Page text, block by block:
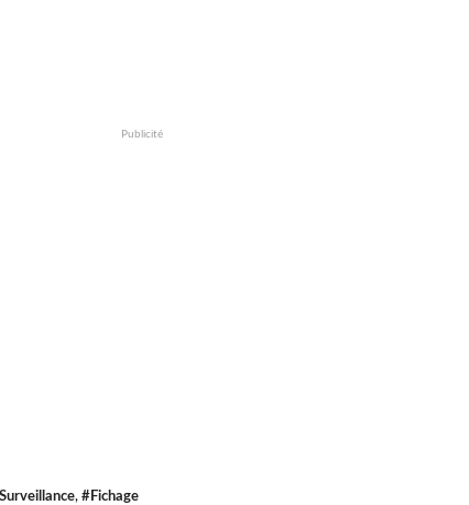
Publicité
, #Fichage